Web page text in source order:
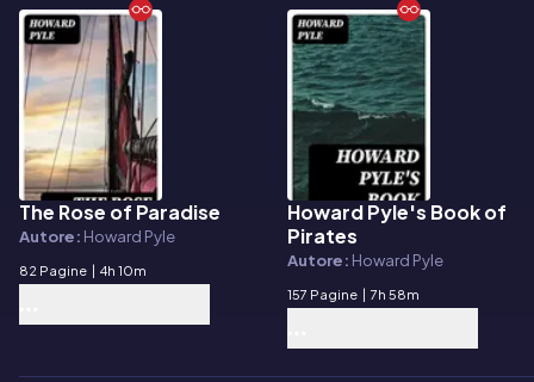
E-book
The Rose of Paradise
Autore: Howard Pyle
82 Pagine | 4h 10m
E-book
Howard Pyle's Book of
Pirates
Autore: Howard Pyle
157 Pagine | 7h 58m